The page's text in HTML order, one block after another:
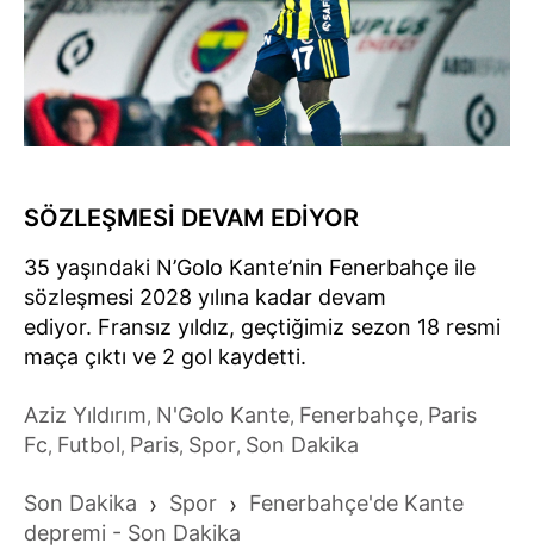
SÖZLEŞMESİ DEVAM EDİYOR
35 yaşındaki N’Golo Kante’nin Fenerbahçe ile
sözleşmesi 2028 yılına kadar devam
ediyor. Fransız yıldız, geçtiğimiz sezon 18 resmi
maça çıktı ve 2 gol kaydetti.
Aziz Yıldırım, N'Golo Kante, Fenerbahçe, Paris
Fc, Futbol, Paris, Spor, Son Dakika
Son Dakika › Spor › Fenerbahçe'de Kante
depremi - Son Dakika